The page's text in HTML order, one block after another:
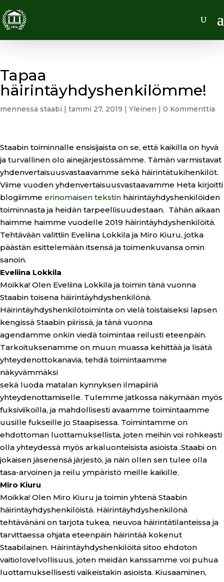
Tapaa
häirintäyhdyshenkilömme!
mennessä staabi | tammi 27, 2019 | Yleinen | 0 Kommenttia
Staabin toiminnalle ensisijaista on se, että kaikilla on hyvä
ja turvallinen olo ainejärjestössämme. Tämän varmistavat
yhdenvertaisuusvastaavamme sekä häirintätukihenkilöt.
Viime vuoden yhdenvertaisuusvastaavamme Heta kirjoitti
blogiimme erinomaisen tekstin häirintäyhdyshenkilöiden
toiminnasta ja heidän tarpeellisuudestaan. Tähän aikaan
haimme haimme vuodelle 2019 häirintäyhdyshenkilöitä.
Tehtävään valittiin Eveliina Lokkila ja Miro Kiuru, jotka
päästän esittelemään itsensä ja toimenkuvansa omin
sanoin.
Eveliina Lokkila
Moikka! Olen Eveliina Lokkila ja toimin tänä vuonna
Staabin toisena häirintäyhdyshenkilönä.
Häirintäyhdyshenkilötoiminta on vielä toistaiseksi lapsen
kengissä Staabin piirissä, ja tänä vuonna
agendamme onkin viedä toimintaa reilusti eteenpäin.
Tarkoituksenamme on muun muassa kehittää ja lisätä
yhteydenottokanavia, tehdä toimintaamme
näkyvämmäksi
sekä luoda matalan kynnyksen ilmapiiriä
yhteydenottamiselle. Tulemme jatkossa näkymään myös
fuksiviikoilla, ja mahdollisesti avaamme toimintaamme
uusille fukseille jo Staapisessa. Toimintamme on
ehdottoman luottamuksellista, joten meihin voi rohkeasti
olla yhteydessä myös arkaluonteisista asioista .Staabi on
jokaisen jäsenensä järjestö, ja näin ollen sen tulee olla
tasa-arvoinen ja reilu ympäristö meille kaikille.
Miro Kiuru
Moikka! Olen Miro Kiuru ja toimin yhtenä Staabin
häirintäyhdyshenkilöistä. Häirintäyhdyshenkilönä
tehtävänäni on tarjota tukea, neuvoa häirintätilanteissa ja
tarvittaessa ohjata eteenpäin häirintää kokenut
Staabilainen. Häirintäyhdyshenkilöitä sitoo ehdoton
vaitiolovelvollisuus, joten meidän kanssamme voi puhua
luottamuksellisesti vaikeistakin asioista. Kiusaaminen,